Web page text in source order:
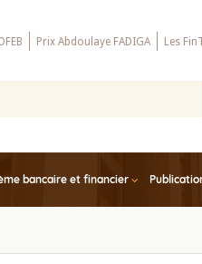
Prix Abdoulaye FADIGA Les
bancaire et financier